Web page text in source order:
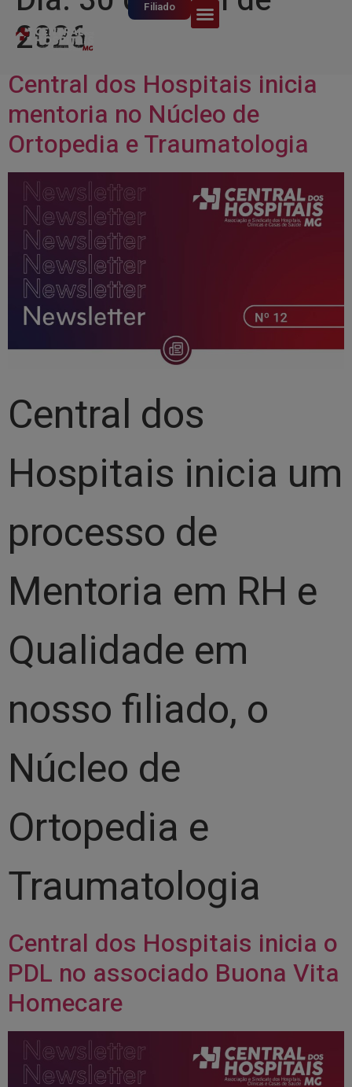
Filiado
2026
Central dos Hospitais inicia
mentoria no Núcleo de
Ortopedia e Traumatologia
Central dos
Hospitais inicia um
processo de
Mentoria em RH e
Qualidade em
nosso filiado, o
Núcleo de
Ortopedia e
Traumatologia
Central dos Hospitais inicia o
PDL no associado Buona Vita
Homecare